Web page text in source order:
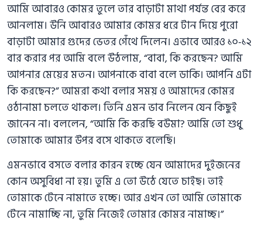
আমি আবারও কোমর তুলে তার বাড়াটা মাথা পর্যন্ত বের করে
আনলাম। উনি আবারও আমার কোমর ধরে টান দিয়ে পুরো
বাড়াটা আমার গুদের ভেতর গেঁথে দিলেন। এভাবে আরও ১০-১২
বার করার পর আমি বলে উঠলাম, “বাবা, কি করছেন? আমি
আপনার মেয়ের মতন। আপনাকে বাবা বলে ডাকি। আপনি এটা
কি করছেন?” আমরা কথা বলার সময় ও আমাদের কোমর
ওঠানামা চলতে থাকল। তিনি এমন ভাব নিলেন যেন কিছুই
জানেন না। বললেন, “আমি কি করছি বউমা? আমি তো শুধু
তোমাকে আমার উপর বসে থাকতে বলেছি।
এমনভাবে বসতে বলার কারন হচ্ছে যেন আমাদের দুইজনের
কোন অসুবিধা না হয়। তুমি এ তো উঠে যেতে চাইছ। তাই
তোমাকে টেনে নামাতে হচ্ছে। আর এখন তো আমি তোমাকে
টেনে নামাচ্ছি না, তুমি নিজেই তোমার কোমর নামাচ্ছ।”